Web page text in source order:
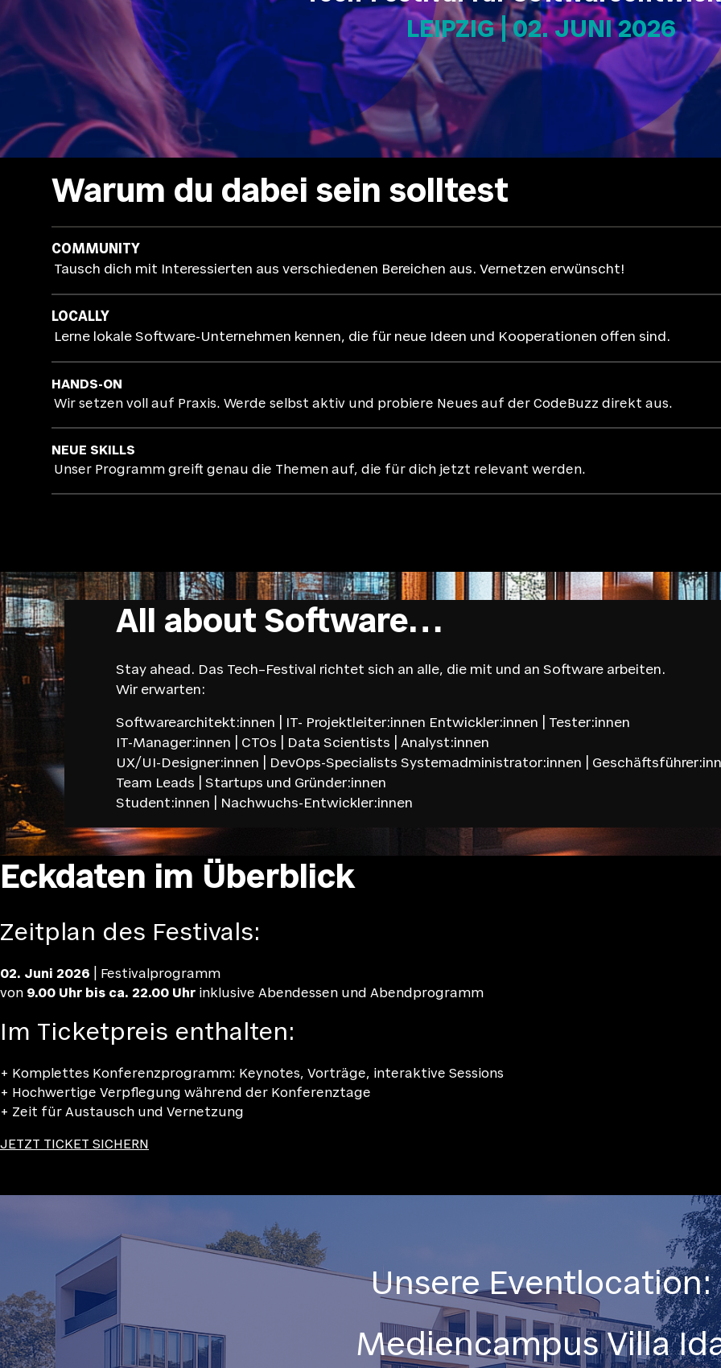
LEIPZIG | 02. JUNI 2026
Warum du dabei sein solltest
COMMUNITY
Tausch dich mit Interessierten aus verschiedenen Bereichen aus. Vernetzen erwünscht!
LOCALLY
Lerne lokale Software-Unternehmen kennen, die für neue Ideen und Kooperationen offen sind.
HANDS-ON
Wir setzen voll auf Praxis. Werde selbst aktiv und probiere Neues auf der CodeBuzz direkt aus.
NEUE SKILLS
Unser Programm greift genau die Themen auf, die für dich jetzt relevant werden.
All about Software…
Stay ahead. Das Tech–Festival richtet sich an alle, die mit und an Software arbeiten.
Wir erwarten:
Softwarearchitekt:innen | IT- Projektleiter:innen Entwickler:innen | Tester:innen
IT-Manager:innen | CTOs | Data Scientists | Analyst:innen
UX/UI-Designer:innen | DevOps-Specialists Systemadministrator:innen |
Team Leads | Startups und Gründer:innen
Student:innen | Nachwuchs-Entwickler:innen
Eckdaten im Überblick
Zeitplan des Festivals:
02. Juni 2026 | Festivalprogramm
von 9.00 Uhr bis ca. 22.00 Uhr inklusive Abendessen und Abendprogramm
Im Ticketpreis enthalten:
+ Komplettes Konferenzprogramm: Keynotes, Vorträge, interaktive Sessions
+ Hochwertige Verpflegung während der Konferenztage
+ Zeit für Austausch und Vernetzung
JETZT TICKET SICHERN
Unsere Eventlocation:
Mediencampus Villa